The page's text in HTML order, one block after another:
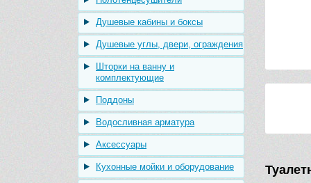
Душевые кабины и боксы
Душевые углы, двери, ограждения
Шторки на ванну и
комплектующие
Поддоны
Водосливная арматура
Аксессуары
Кухонные мойки и оборудование